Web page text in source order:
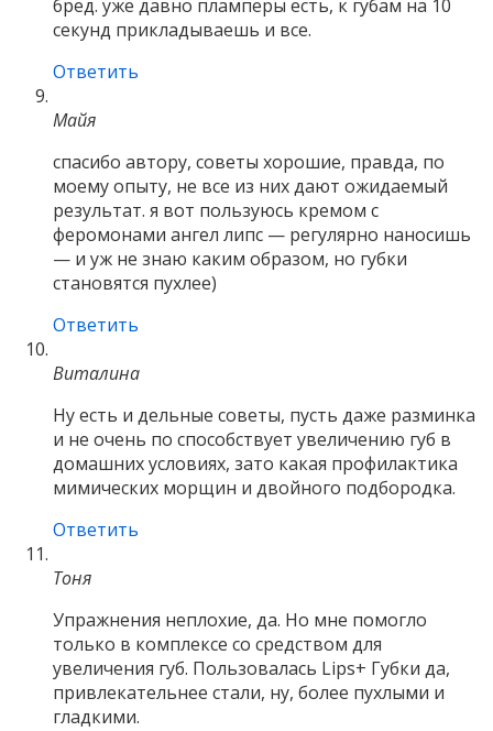
бред. уже давно пламперы есть, к губам на 10
секунд прикладываешь и все.
Ответить
Майя
спасибо автору, советы хорошие, правда, по
моему опыту, не все из них дают ожидаемый
результат. я вот пользуюсь кремом с
феромонами ангел липс — регулярно наносишь
— и уж не знаю каким образом, но губки
становятся пухлее)
Ответить
Виталина
Ну есть и дельные советы, пусть даже разминка
и не очень по способствует увеличению губ в
домашних условиях, зато какая профилактика
мимических морщин и двойного подбородка.
Ответить
Тоня
Упражнения неплохие, да. Но мне помогло
только в комплексе со средством для
увеличения губ. Пользовалась Lips+ Губки да,
привлекательнее стали, ну, более пухлыми и
гладкими.